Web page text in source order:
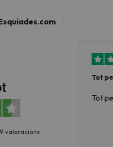
valoracions
Tot
Tot